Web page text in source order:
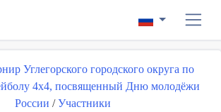
Углегорского городского округа по
4х4, посвященный Дню молодёжи
России / Участники